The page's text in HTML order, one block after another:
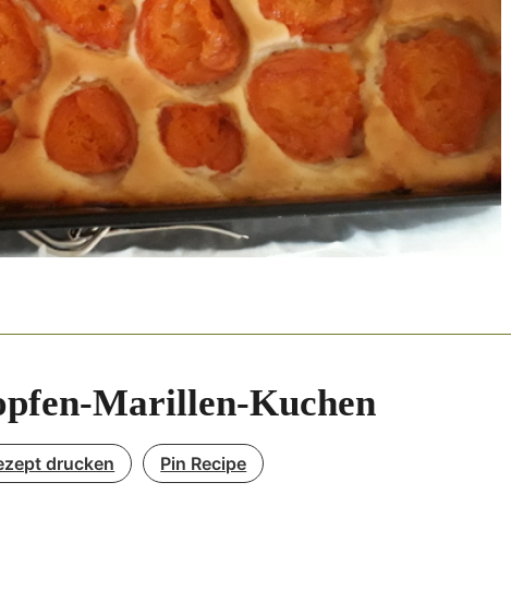
Marillen-Kuchen
drucken Pin Recipe